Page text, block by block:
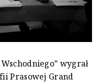
wygrał
Prasowej Grand